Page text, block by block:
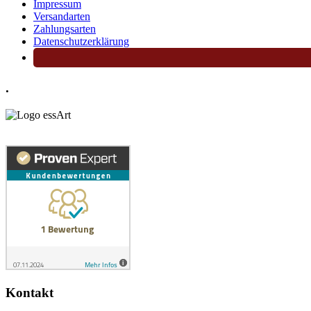
Impressum
Versandarten
Zahlungsarten
Datenschutzerklärung
.
Kontakt